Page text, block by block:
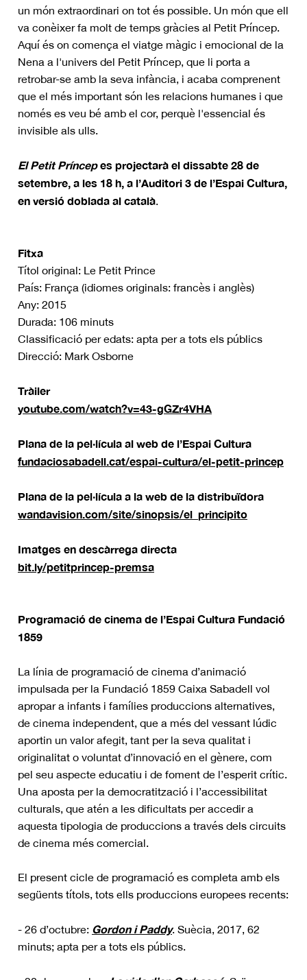
un món extraordinari on tot és possible. Un món que ell
va conèixer fa molt de temps gràcies al Petit Príncep.
Aquí és on comença el viatge màgic i emocional de la
Nena a l'univers del Petit Príncep, que li porta a
retrobar-se amb la seva infància, i acaba comprenent
que el més important són les relacions humanes i que
només es veu bé amb el cor, perquè l'essencial és
invisible als ulls.
El Petit Príncepes projectarà el dissabte 28 de
setembre, a les 18 h, a l’Auditori 3 de l’Espai Cultura,
en versió doblada al català.
Fitxa
Títol original: Le Petit Prince
País: França (idiomes originals: francès i anglès)
Any: 2015
Durada: 106 minuts
Classificació per edats: apta per a tots els públics
Direcció: Mark Osborne
Tràiler
youtube.com/watch?v=43-gGZr4VHA
Plana de la pel·lícula al web de l’Espai Cultura
fundaciosabadell.cat/espai-cultura/el-petit-princep
Plana de la pel·lícula a la web de la distribuïdora
wandavision.com/site/sinopsis/el_principito
Imatges en descàrrega directa
bit.ly/petitprincep-premsa
Programació de cinema de l’Espai Cultura Fundació
1859
La línia de programació de cinema d’animació
impulsada per la Fundació 1859 Caixa Sabadell vol
apropar a infants i famílies produccions alternatives,
de cinema independent, que a més del vessant lúdic
aportin un valor afegit, tant per la seva qualitat i
originalitat o voluntat d’innovació en el gènere, com
pel seu aspecte educatiu i de foment de l’esperit crític.
Una aposta per la democratització i l’accessibilitat
culturals, que atén a les dificultats per accedir a
aquesta tipologia de produccions a través dels circuits
de cinema més comercial.
El present cicle de programació es completa amb els
següents títols, tots ells produccions europees recents:
- 26 d’octubre: Gordon i Paddy. Suècia, 2017, 62
minuts; apta per a tots els públics.